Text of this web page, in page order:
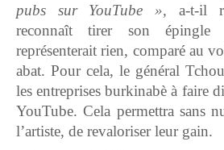
pubs sur YouTube », a-t-il
reconnaît tirer son
représenterait rien, comparé au
abat. Pour cela, le général
les entreprises burkinabè à faire
YouTube. Cela permettra sans
l’artiste, de revaloriser leur gain.